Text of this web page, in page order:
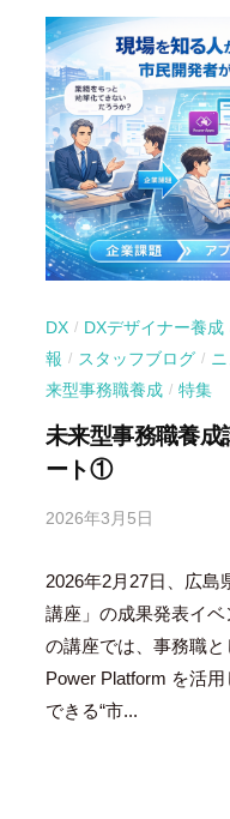
DX / DXデザイナー養成
報 / スタッフブログ /
来型事務職養成 / 特集
未来型事務職養成
ート①
2026年3月5日
吉
田
豪
2026年2月27日、広島
講座」の成果発表イ
の講座では、事務職
Power Platform を活
できる“市...